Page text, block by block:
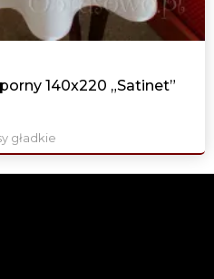
140x220 „Satinet”
gładkie